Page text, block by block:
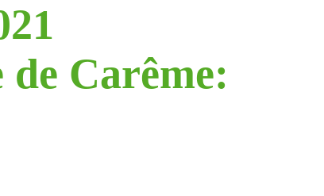
Carême: